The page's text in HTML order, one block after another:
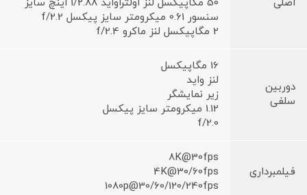
اصلی
50 مگاپیکسل لنز اولتراواید 1/2.88 اینچ سایز
سنسور 0.61 میکرومتر سایز پیکسل f/2.2
2 مگاپیکسل لنز ماکرو f/2.4
دوربین
سلفی
16 مگاپیکسل
لنز واید
زیر نمایشگر
1.12 میکرومتر سایز پیکسل
f/2.0
فیلمبرداری
8K@30fps
4K@30/60fps
1080p@30/60/120/240fps